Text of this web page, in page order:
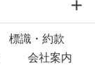
標識・約款
会社案内